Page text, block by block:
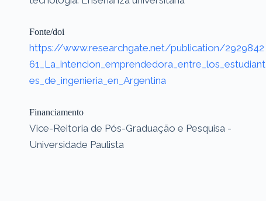
Fonte/doi
https://www.researchgate.net/publication/2929842
61_La_intencion_emprendedora_entre_los_estudiant
es_de_ingenieria_en_Argentina
Financiamento
Vice-Reitoria de Pós-Graduação e Pesquisa -
Universidade Paulista